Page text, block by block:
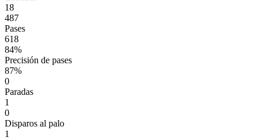
18
487
Pases
618
84%
Precisión de pases
87%
0
Paradas
1
0
Disparos al palo
1